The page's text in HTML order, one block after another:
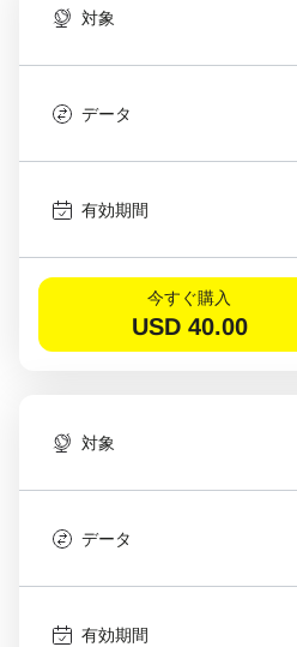
対象
データ
有効期間
今すぐ購入
USD 40.00
対象
データ
有効期間